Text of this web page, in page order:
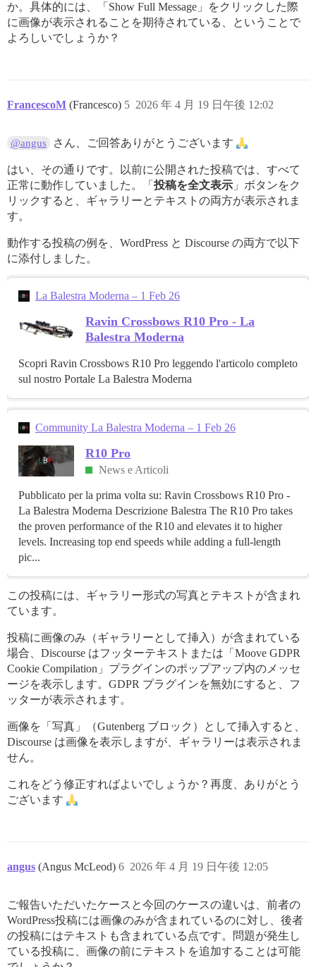
か。具体的には、「Show Full Message」をクリックした際
に画像が表示されることを期待されている、ということで
よろしいでしょうか？
FrancescoM (Francesco) 2026 年 4 月 19 日午後 12:02
5
@angus さん、ご回答ありがとうございます
はい、その通りです。以前に公開された投稿では、すべて
正常に動作していました。「 投稿を全文表示 」ボタンをク
リックすると、ギャラリーとテキストの両方が表示されま
す。
動作する投稿の例を、WordPress と Discourse の両方で以下
に添付しました。
La Balestra Moderna – 1 Feb 26
Ravin Crossbows R10 Pro - La
Balestra Moderna
Scopri Ravin Crossbows R10 Pro leggendo l'articolo completo
sul nostro Portale La Balestra Moderna
Community La Balestra Moderna – 1 Feb 26
R10 Pro
News e Articoli
Pubblicato per la prima volta su: Ravin Crossbows R10 Pro -
La Balestra Moderna Descrizione Balestra The R10 Pro takes
the proven performance of the R10 and elevates it to higher
levels. Increasing top end speeds while adding a full-length
pic...
この投稿には、ギャラリー形式の写真とテキストが含まれ
ています。
投稿に画像のみ（ギャラリーとして挿入）が含まれている
場合、Discourse はフッターテキストまたは「Moove GDPR
Cookie Compilation」プラグインのポップアップ内のメッセ
ージを表示します。GDPR プラグインを無効にすると、フ
ッターが表示されます。
画像を「写真」（Gutenberg ブロック）として挿入すると、
Discourse は画像を表示しますが、ギャラリーは表示されま
せん。
これをどう修正すればよいでしょうか？再度、ありがとう
ございます
angus (Angus McLeod) 2026 年 4 月 19 日午後 12:05
6
ご報告いただいたケースと今回のケースの違いは、前者の
WordPress投稿には画像のみが含まれているのに対し、後者
の投稿にはテキストも含まれている点です。問題が発生し
ている投稿に、画像の前にテキストを追加することは可能